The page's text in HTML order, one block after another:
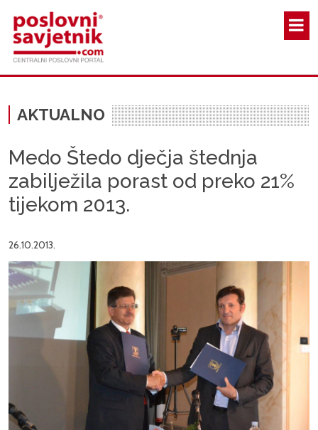
AKTUALNO
Medo Štedo dječja štednja
zabilježila porast od preko 21%
tijekom 2013.
26.10.2013.